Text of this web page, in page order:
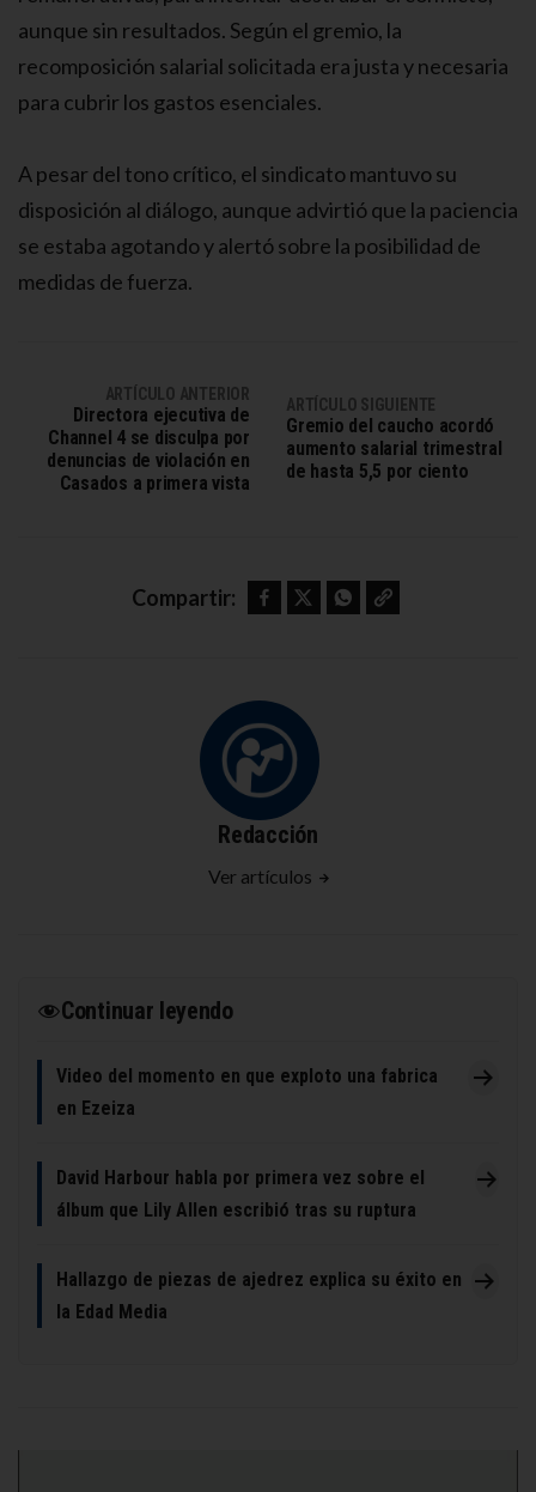
aunque sin resultados. Según el gremio, la
recomposición salarial solicitada era justa y necesaria
para cubrir los gastos esenciales.
A pesar del tono crítico, el sindicato mantuvo su
disposición al diálogo, aunque advirtió que la paciencia
se estaba agotando y alertó sobre la posibilidad de
medidas de fuerza.
ARTÍCULO ANTERIOR
Directora ejecutiva de
Channel 4 se disculpa por
denuncias de violación en
Casados a primera vista
ARTÍCULO SIGUIENTE
Gremio del caucho acordó
aumento salarial trimestral
de hasta 5,5 por ciento
Compartir: Facebook Twitter WhatsApp Copy link
Redacción
Ver artículos
Continuar leyendo
Video del momento en que exploto una fabrica
en Ezeiza
David Harbour habla por primera vez sobre el
álbum que Lily Allen escribió tras su ruptura
Hallazgo de piezas de ajedrez explica su éxito en
la Edad Media